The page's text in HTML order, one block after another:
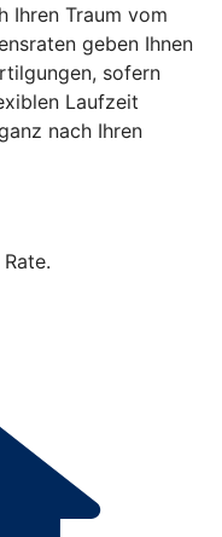
Ihren Traum vom
geben Ihnen
sofern
Laufzeit
nach Ihren